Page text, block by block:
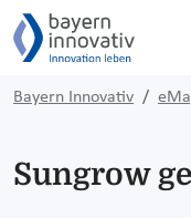
Bayern Innovativ
Sungrow